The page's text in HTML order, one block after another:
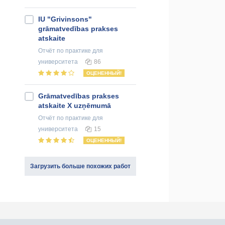
IU "Grivinsons"
grāmatvedības prakses
atskaite
Отчёт по практике для
университета
86
ОЦЕНЕННЫЙ!
Grāmatvedības prakses
atskaite X uzņēmumā
Отчёт по практике для
университета
15
ОЦЕНЕННЫЙ!
Загрузить больше похожих работ